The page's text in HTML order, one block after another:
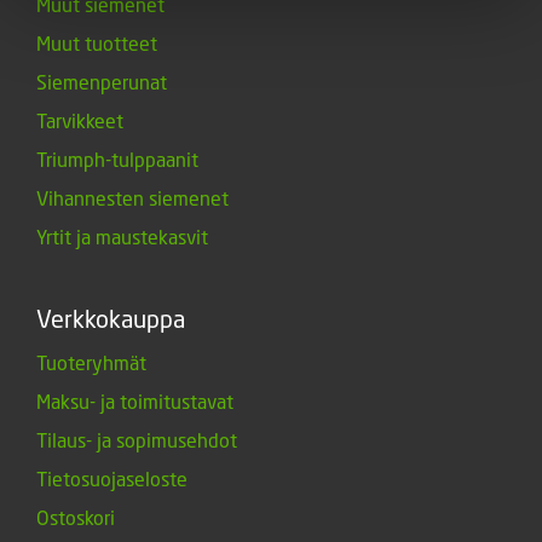
Muut tuotteet
Siemenperunat
Tarvikkeet
Triumph-tulppaanit
Vihannesten siemenet
Yrtit ja maustekasvit
Verkkokauppa
Tuoteryhmät
Maksu- ja toimitustavat
Tilaus- ja sopimusehdot
Tietosuojaseloste
Ostoskori